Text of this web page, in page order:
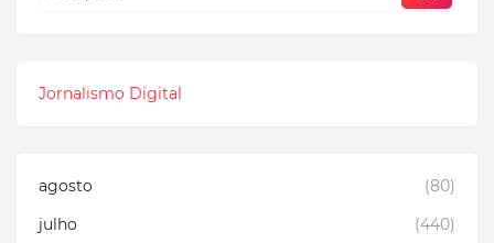
Jornalismo Digital
agosto
(80)
julho
(440)